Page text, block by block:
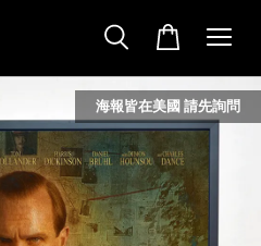
海報皆在美國 請先詢問